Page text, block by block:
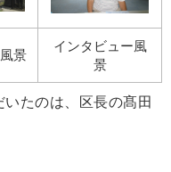
景
インタビュー風
景
たのは、区長の髙田